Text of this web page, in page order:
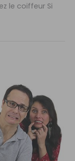
le coiffeur Si